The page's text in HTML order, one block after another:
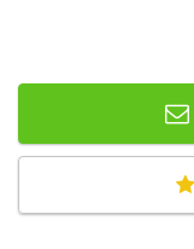
サーチに取り組ん
募集です。